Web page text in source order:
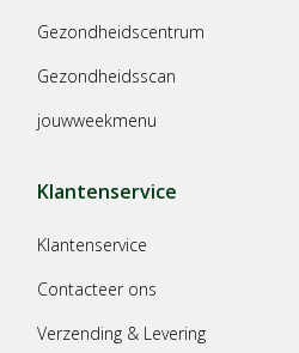
Gezondheidscentrum
Gezondheidsscan
jouwweekmenu
Klantenservice
Klantenservice
Contacteer ons
Verzending & Levering